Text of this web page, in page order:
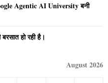
Agentic AI University बनी
हो रही है।
August 2026